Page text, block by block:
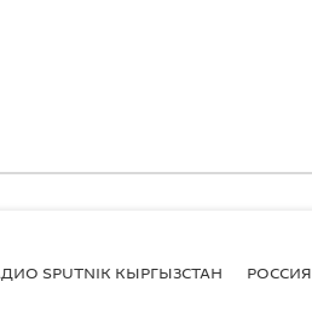
SPUTNIK КЫРГЫЗСТАН РОССИЯ